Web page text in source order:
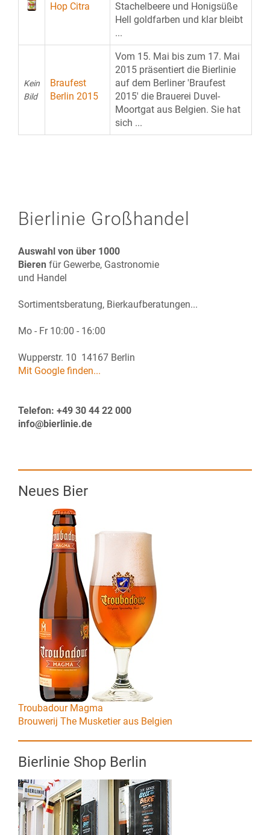
Bierlinie Großhandel
Auswahl von über 1000
Bieren für Gewerbe, Gastronomie
und Handel
Sortimentsberatung, Bierkaufberatungen...
Mo - Fr 10:00 - 16:00
Wupperstr. 10 14167 Berlin
Mit Google finden...
Telefon: +49 30 44 22 000
info@bierlinie.de
Neues Bier
Troubadour Magma
Brouwerij The Musketier aus Belgien
Bierlinie Shop Berlin
Hop Citra
Stachelbeere und Honigsüße
Hell goldfarben und klar bleibt
...
Kein
Bild
Braufest
Berlin 2015
Vom 15. Mai bis zum 17. Mai
2015 präsentiert die Bierlinie
auf dem Berliner 'Braufest
2015' die Brauerei Duvel-
Moortgat aus Belgien. Sie hat
sich ...